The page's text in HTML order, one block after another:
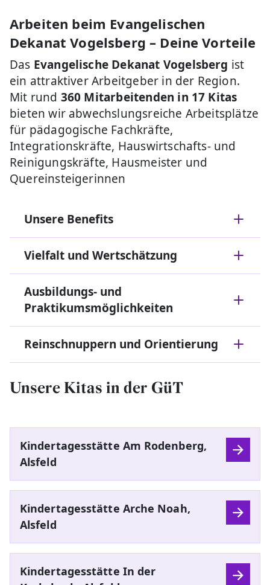
Arbeiten beim Evangelischen
Dekanat Vogelsberg – Deine Vorteile
Das Evangelische Dekanat Vogelsberg ist
ein attraktiver Arbeitgeber in der Region.
Mit rund 360 Mitarbeitenden in 17 Kitas
bieten wir abwechslungsreiche Arbeitsplätze
für pädagogische Fachkräfte,
Integrationskräfte, Hauswirtschafts- und
Reinigungskräfte, Hausmeister und
Quereinsteigerinnen
Unsere Benefits
Vielfalt und Wertschätzung
Ausbildungs- und
Praktikumsmöglichkeiten
Reinschnuppern und Orientierung
Unsere Kitas in der GüT
Kindertagesstätte Am Rodenberg,
Alsfeld
Kindertagesstätte Arche Noah,
Alsfeld
Kindertagesstätte In der